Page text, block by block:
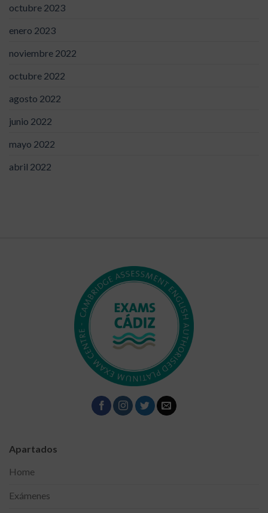
octubre 2023
enero 2023
noviembre 2022
octubre 2022
agosto 2022
junio 2022
mayo 2022
abril 2022
Apartados
Home
Exámenes